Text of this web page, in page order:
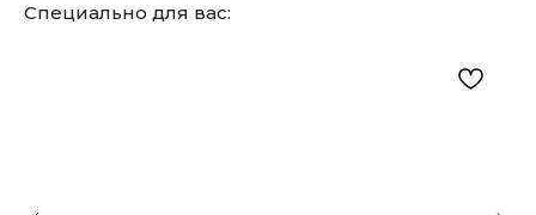
Специально для вас: